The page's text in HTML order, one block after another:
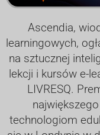
Ascendia,
learningowych,
na sztucznej
lekcji i kursów e-
LIVRESQ.
technologiom